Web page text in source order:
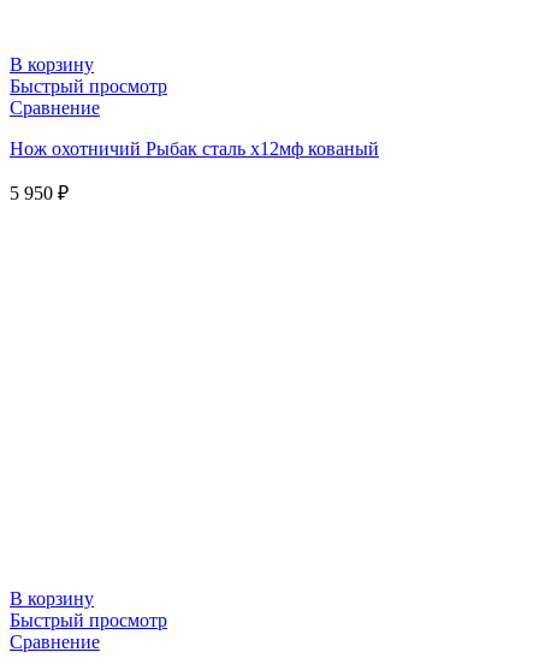
В корзину
Быстрый просмотр
Сравнение
Нож охотничий Рыбак сталь х12мф кованый
5 950 ₽
В корзину
Быстрый просмотр
Сравнение